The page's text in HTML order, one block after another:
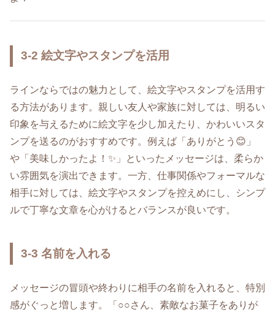
3-2 絵文字やスタンプを活用
ラインならではの魅力として、絵文字やスタンプを活用す
る方法があります。親しい友人や家族に対しては、明るい
印象を与えるために絵文字を少し加えたり、かわいいスタ
ンプを送るのがおすすめです。例えば「ありがとう😊」
や「美味しかったよ！✨」といったメッセージは、柔らか
い雰囲気を演出できます。一方、仕事関係やフォーマルな
相手に対しては、絵文字やスタンプを控えめにし、シンプ
ルで丁寧な文章を心がけるとバランスが良いです。
3-3 名前を入れる
メッセージの冒頭や終わりに相手の名前を入れると、特別
感がぐっと増します。「○○さん、素敵なお菓子をありが